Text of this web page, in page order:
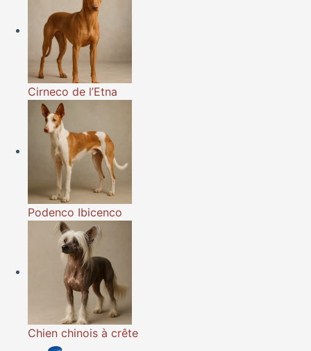
Cirneco de l’Etna
Podenco Ibicenco
Chien chinois à crête